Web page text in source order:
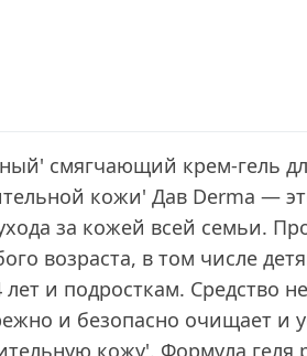
смягчающий крем-гель
кожи' Дав Derma —
за кожей всей семьи.
возраста, в том числе
и подросткам. Средство
и безопасно очищает и
кожу'. Формула геля